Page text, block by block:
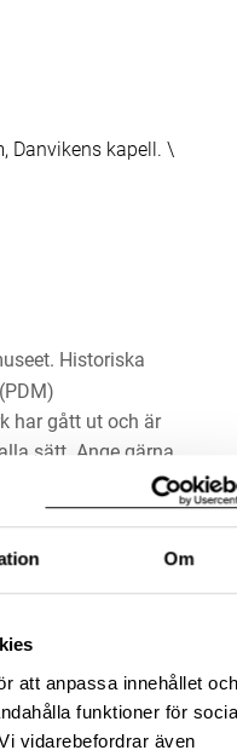
Om
att anpassa innehållet och
funktioner för
vidarebefordrar även
Danvikens kapell. \
Historiska
har gått ut och är
sätt. Ange gärna
är känd.